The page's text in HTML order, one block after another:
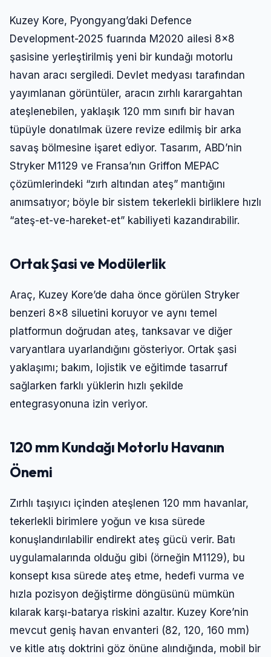
Kuzey Kore, Pyongyang’daki Defence
Development-2025 fuarında M2020 ailesi 8×8
şasisine yerleştirilmiş yeni bir kundağı motorlu
havan aracı sergiledi. Devlet medyası tarafından
yayımlanan görüntüler, aracın zırhlı karargahtan
ateşlenebilen, yaklaşık 120 mm sınıfı bir havan
tüpüyle donatılmak üzere revize edilmiş bir arka
savaş bölmesine işaret ediyor. Tasarım, ABD’nin
Stryker M1129 ve Fransa’nın Griffon MEPAC
çözümlerindeki “zırh altından ateş” mantığını
anımsatıyor; böyle bir sistem tekerlekli birliklere hızlı
“ateş-et-ve-hareket-et” kabiliyeti kazandırabilir.
Ortak Şasi ve Modülerlik
Araç, Kuzey Kore’de daha önce görülen Stryker
benzeri 8×8 siluetini koruyor ve aynı temel
platformun doğrudan ateş, tanksavar ve diğer
varyantlara uyarlandığını gösteriyor. Ortak şasi
yaklaşımı; bakım, lojistik ve eğitimde tasarruf
sağlarken farklı yüklerin hızlı şekilde
entegrasyonuna izin veriyor.
120 mm Kundağı Motorlu Havanın
Önemi
Zırhlı taşıyıcı içinden ateşlenen 120 mm havanlar,
tekerlekli birimlere yoğun ve kısa sürede
konuşlandırılabilir endirekt ateş gücü verir. Batı
uygulamalarında olduğu gibi (örneğin M1129), bu
konsept kısa sürede ateş etme, hedefi vurma ve
hızla pozisyon değiştirme döngüsünü mümkün
kılarak karşı-batarya riskini azaltır. Kuzey Kore’nin
mevcut geniş havan envanteri (82, 120, 160 mm)
ve kitle atış doktrini göz önüne alındığında, mobil bir